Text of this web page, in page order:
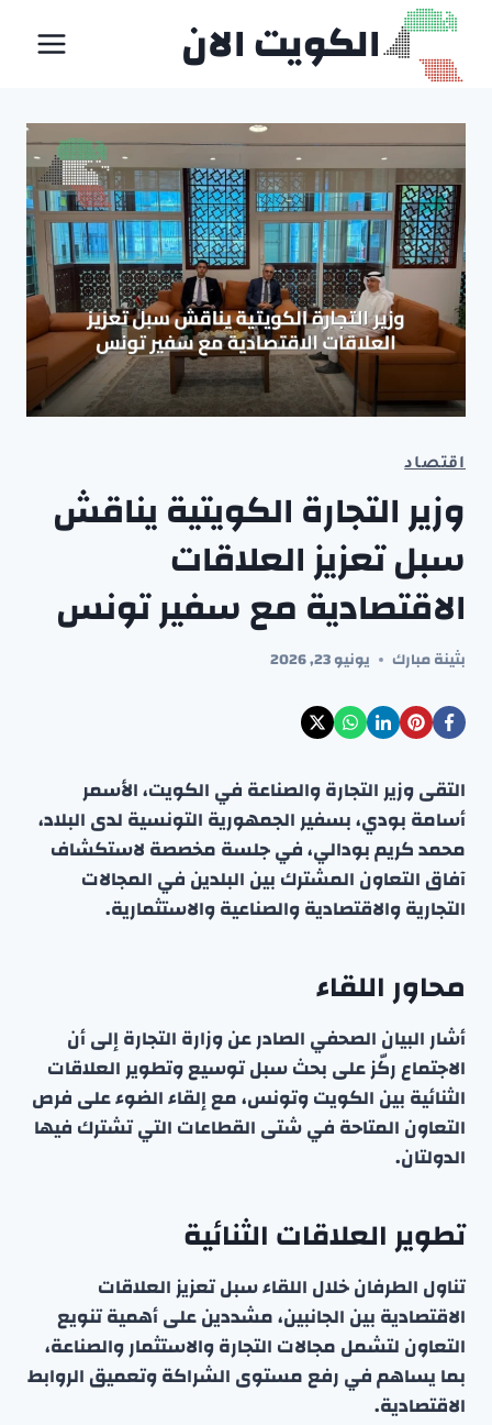
التجاوز
المحتوى
الكويت الان
اقتصاد
وزير التجارة الكويتية يناقش
سبل تعزيز العلاقات
الاقتصادية مع سفير تونس
بثينة مبارك يونيو 23, 2026
التقى وزير التجارة والصناعة في الكويت، الأسمر
أسامة بودي، بسفير الجمهورية التونسية لدى البلاد،
محمد كريم بودالي، في جلسة مخصصة لاستكشاف
آفاق التعاون المشترك بين البلدين في المجالات
التجارية والاقتصادية والصناعية والاستثمارية.
محاور اللقاء
أشار البيان الصحفي الصادر عن وزارة التجارة إلى أن
الاجتماع ركّز على بحث سبل توسيع وتطوير العلاقات
الثنائية بين الكويت وتونس، مع إلقاء الضوء على فرص
التعاون المتاحة في شتى القطاعات التي تشترك فيها
الدولتان.
تطوير العلاقات الثنائية
تناول الطرفان خلال اللقاء سبل تعزيز العلاقات
الاقتصادية بين الجانبين، مشددين على أهمية تنويع
التعاون لتشمل مجالات التجارة والاستثمار والصناعة،
بما يساهم في رفع مستوى الشراكة وتعميق الروابط
الاقتصادية.